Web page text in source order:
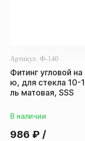
Артикул: Ф-140
Фитинг угловой
ю, для стекла 10-
ль матовая, SSS
В наличии
986 ₽ /